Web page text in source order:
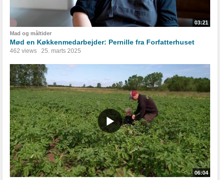
03:21
Mad og måltider
Mød en Køkkenmedarbejder: Pernille fra Forfatterhuset
462 views 25. marts 2025
06:04